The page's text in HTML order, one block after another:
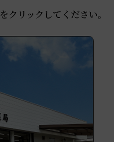
クリックしてください。